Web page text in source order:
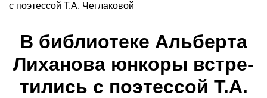
с поэтессой Т.А. Чеглаковой
В биб­ли­о­те­ке Аль­бер­та
Ли­ха­но­ва юн­ко­ры встре­
ти­лись с по­э­тес­сой Т.А.